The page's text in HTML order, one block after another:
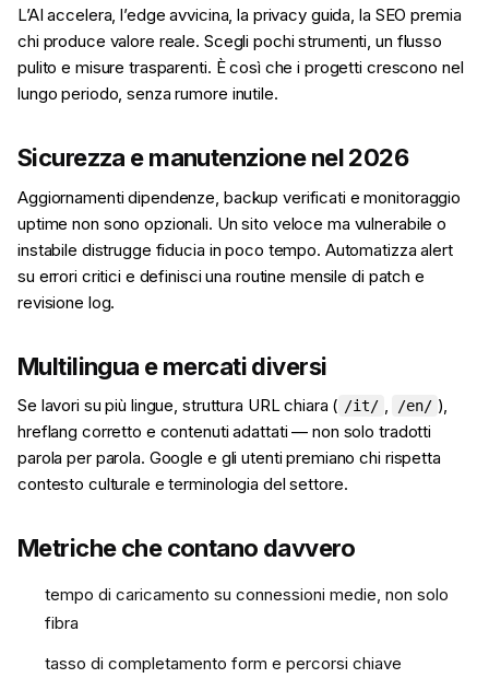
L’AI accelera, l’edge avvicina, la privacy guida, la SEO premia
chi produce valore reale. Scegli pochi strumenti, un flusso
pulito e misure trasparenti. È così che i progetti crescono nel
lungo periodo, senza rumore inutile.
Sicurezza e manutenzione nel 2026
Aggiornamenti dipendenze, backup verificati e monitoraggio
uptime non sono opzionali. Un sito veloce ma vulnerabile o
instabile distrugge fiducia in poco tempo. Automatizza alert
su errori critici e definisci una routine mensile di patch e
revisione log.
Multilingua e mercati diversi
Se lavori su più lingue, struttura URL chiara ( /it/ , /en/ ),
hreflang corretto e contenuti adattati — non solo tradotti
parola per parola. Google e gli utenti premiano chi rispetta
contesto culturale e terminologia del settore.
Metriche che contano davvero
tempo di caricamento su connessioni medie, non solo
fibra
tasso di completamento form e percorsi chiave